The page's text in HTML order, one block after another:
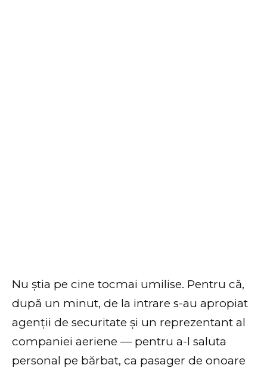
Nu știa pe cine tocmai umilise. Pentru că,
după un minut, de la intrare s-au apropiat
agenții de securitate și un reprezentant al
companiei aeriene — pentru a-l saluta
personal pe bărbat, ca pasager de onoare